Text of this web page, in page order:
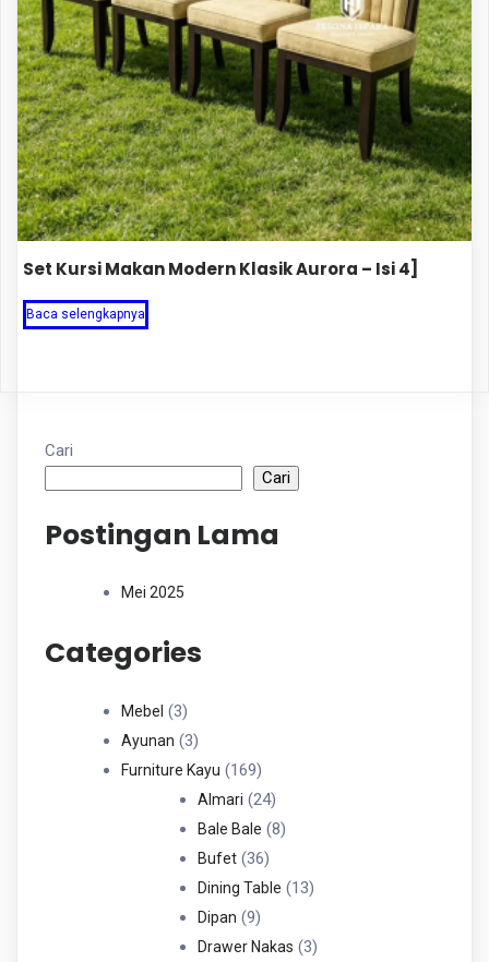
Set Kursi Makan Modern Klasik Aurora – Isi 4]
Baca selengkapnya
Cari
Cari
Postingan Lama
Mei 2025
Categories
Mebel 33
Produk
Ayunan 33
Produk
Furniture Kayu 169169
Produk
Almari 2424
Produk
Bale Bale 88
Bufet 3636
Produk
Dining Table 1313
Dipan 99
Produk
Drawer Nakas 33